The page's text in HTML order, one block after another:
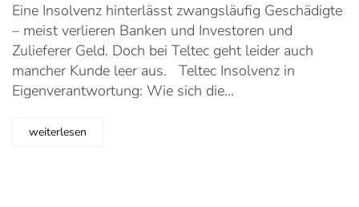
Eine Insolvenz hinterlässt zwangsläufig Geschädigte
– meist verlieren Banken und Investoren und
Zulieferer Geld. Doch bei Teltec geht leider auch
mancher Kunde leer aus. Teltec Insolvenz in
Eigenverantwortung: Wie sich die…
weiterlesen